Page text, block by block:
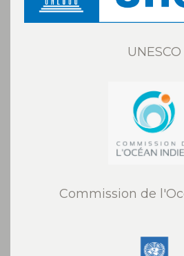
UNESCO
Commission de